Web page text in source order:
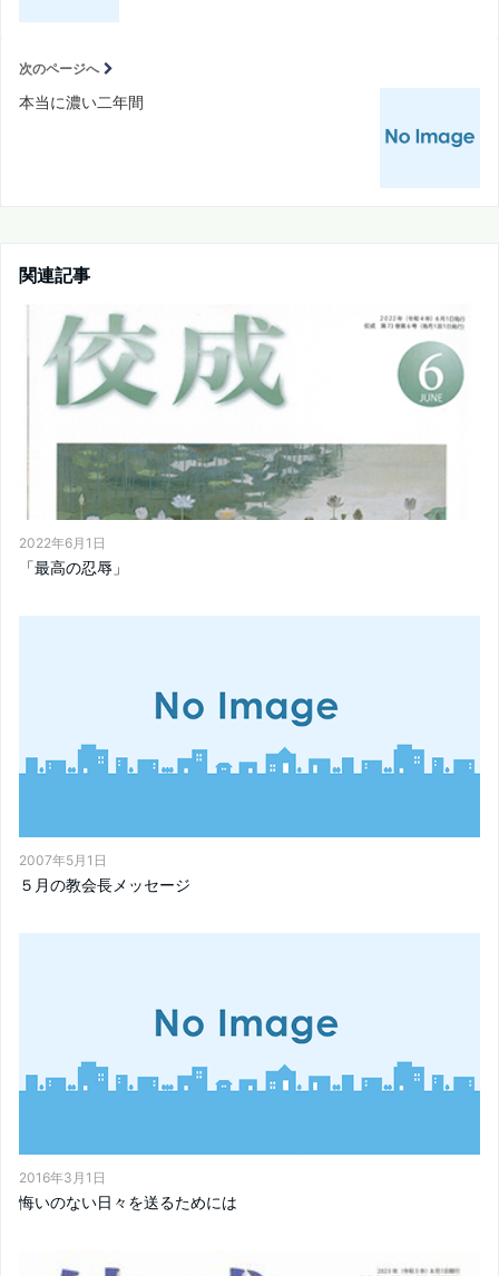
次のページへ
本当に濃い二年間
関連記事
2022年6月1日
「最高の忍辱」
2007年5月1日
５月の教会長メッセージ
2016年3月1日
悔いのない日々を送るためには